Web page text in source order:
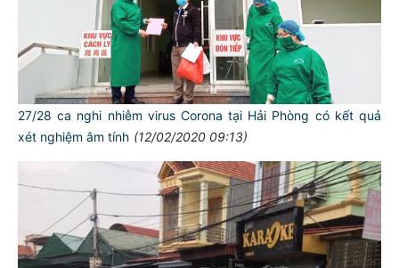
27/28 ca nghi nhiễm virus Corona tại Hải Phòng có kết quả
xét nghiệm âm tính (12/02/2020 09:13)